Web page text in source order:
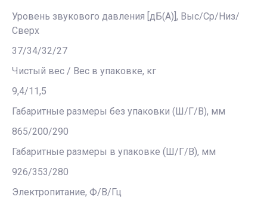
Уровень звукового давления [дБ(А)], Выс/Ср/Низ/
Сверх
37/34/32/27
Чистый вес / Вес в упаковке, кг
9,4/11,5
Габаритные размеры без упаковки (Ш/Г/В), мм
865/200/290
Габаритные размеры в упаковке (Ш/Г/В), мм
926/353/280
Электропитание, Ф/В/Гц